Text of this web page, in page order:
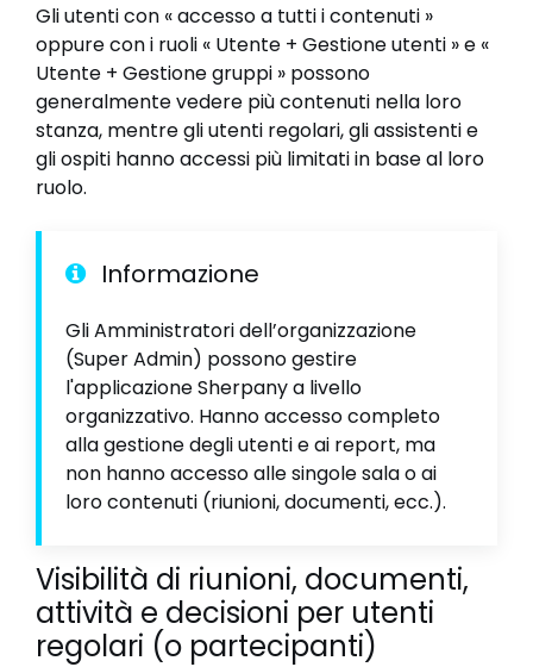
Gli utenti con « accesso a tutti i contenuti »
oppure con i ruoli « Utente + Gestione utenti » e «
Utente + Gestione gruppi » possono
generalmente vedere più contenuti nella loro
stanza, mentre gli utenti regolari, gli assistenti e
gli ospiti hanno accessi più limitati in base al loro
ruolo.
Informazione
Gli Amministratori dell’organizzazione
(Super Admin) possono gestire
l'applicazione Sherpany a livello
organizzativo. Hanno accesso completo
alla gestione degli utenti e ai report, ma
non hanno accesso alle singole sala o ai
loro contenuti (riunioni, documenti, ecc.).
Visibilità di riunioni, documenti,
attività e decisioni per utenti
regolari (o partecipanti)